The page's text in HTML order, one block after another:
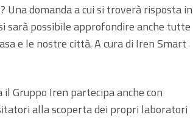
Una domanda a cui si troverà risposta in
sarà possibile approfondire anche tutte
e le nostre città. A cura di Iren Smart
Gruppo Iren partecipa anche con
alla scoperta dei propri laboratori